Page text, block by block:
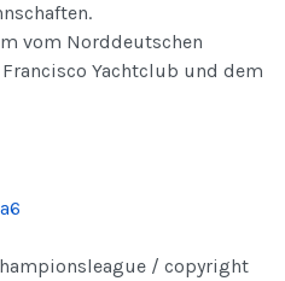
vom Norddeutschen
Yachtclub und dem
/ copyright